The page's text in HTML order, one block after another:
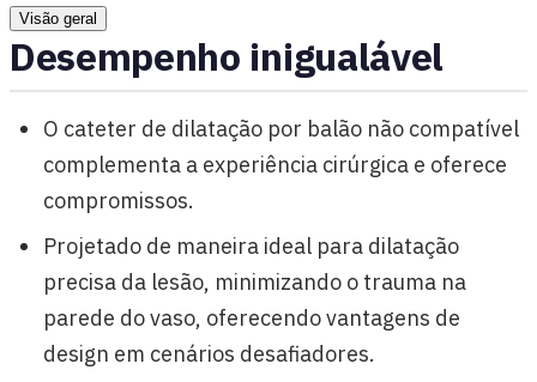
Visão geral
Desempenho inigualável
O cateter de dilatação por balão não compatível
complementa a experiência cirúrgica e oferece
compromissos.
Projetado de maneira ideal para dilatação
precisa da lesão, minimizando o trauma na
parede do vaso, oferecendo vantagens de
design em cenários desafiadores.